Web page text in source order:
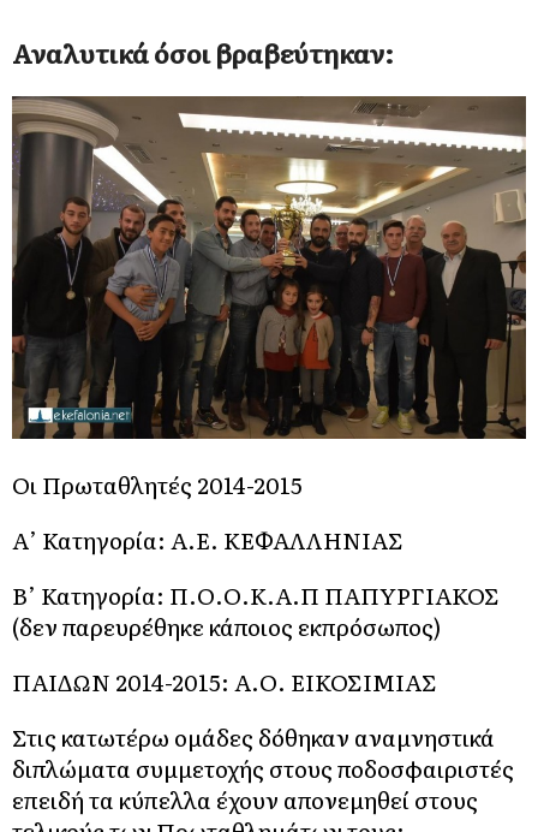
Αναλυτικά όσοι βραβεύτηκαν:
Οι Πρωταθλητές 2014-2015
Α’ Κατηγορία: Α.Ε. ΚΕΦΑΛΛΗΝΙΑΣ
Β’ Κατηγορία: Π.Ο.Ο.Κ.Α.Π ΠΑΠΥΡΓΙΑΚΟΣ
(δεν παρευρέθηκε κάποιος εκπρόσωπος)
ΠΑΙΔΩΝ 2014-2015: Α.Ο. ΕΙΚΟΣΙΜΙΑΣ
Στις κατωτέρω ομάδες δόθηκαν αναμνηστικά
διπλώματα συμμετοχής στους ποδοσφαιριστές
επειδή τα κύπελλα έχουν απονεμηθεί στους